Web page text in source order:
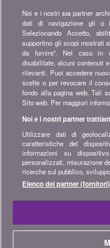
Unitevi alla
Restate sintonizzati,
risparmiare su:
Informazioni su
Chi è bonus.ch? Come
stampa, partnership,
Tutte le info su bonus.ch
Home
Noi e i nostri 638 partner
dati di navigazione gli o
Selezionando Accetto,
supportino gli scopi mostrati
da fornire". Nel caso in
disabilitate, alcuni contenuti
rilevanti. Puoi accedere
scelte o per revocare il
fondo alla pagina web. Tali
Sito web. Per maggiori
Noi e i nostri partner
Utilizzare dati di
caratteristiche del
informazioni su
personalizzati, misurazione
ricerche sul pubblico,
Elenco dei partner (fornitori)